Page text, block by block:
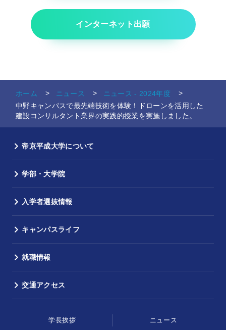
インターネット出願
ホーム ニュース
ニュース - 2024年度
中野キャンパスで最先端技術を体験！ドローンを活用した
建設コンサルタント業界の実践的授業を実施しました。
帝京平成大学について
学部・大学院
入学者選抜情報
キャンパスライフ
就職情報
交通アクセス
学長挨拶 ニュース